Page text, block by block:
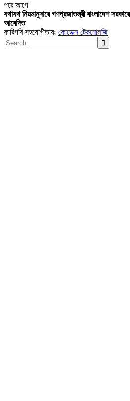
পরেআগে
যথাযথ নিয়মানুসারে গণপ্রজাতন্ত্রী বাংলাদেশ
আবেদিত
কারিগরি সহযোগীতায়ঃ কোডেক্স টেকনোলজি